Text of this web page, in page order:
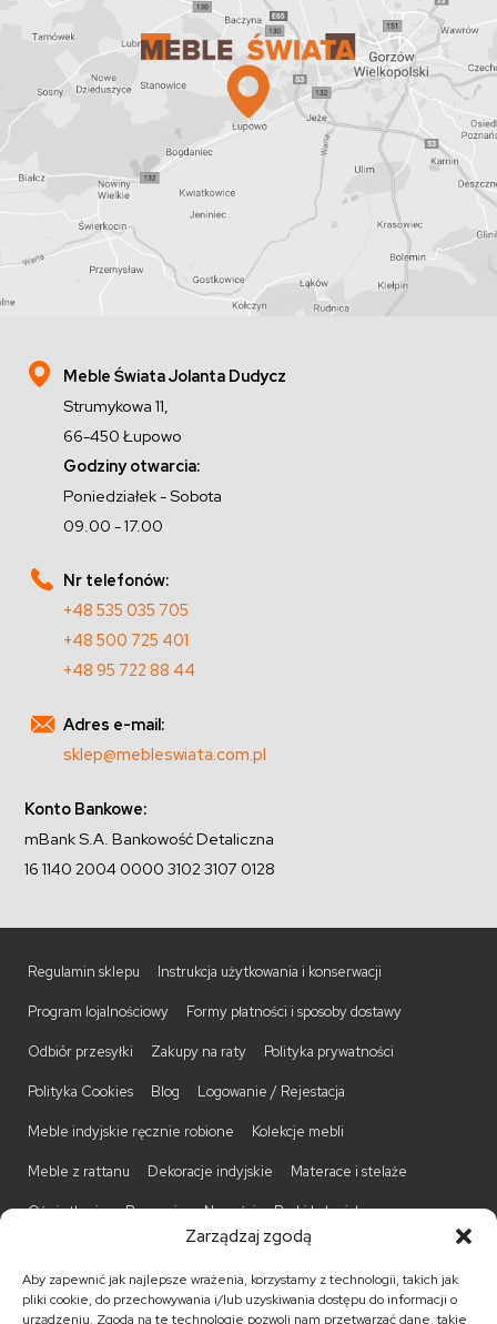
Zarządzaj zgodą
Aby zapewnić jak najlepsze wrażenia, korzystamy z technologii, takich jak
pliki cookie, do przechowywania i/lub uzyskiwania dostępu do informacji o
urządzeniu. Zgoda na te technologie pozwoli nam przetwarzać dane, takie
Meble Świata Jolanta Dudycz
Strumykowa 11,
66-450 Łupowo
Godziny otwarcia:
Poniedziałek - Sobota
09.00 - 17.00
Nr telefonów:
+48 535 035 705
+48 500 725 401
+48 95 722 88 44
Adres e-mail:
sklep@mebleswiata.com.pl
Konto Bankowe:
mBank S.A. Bankowość Detaliczna
16 1140 2004 0000 3102 3107 0128
Regulamin sklepu Instrukcja użytkowania i konserwacji
Program lojalnościowy Formy płatności i sposoby dostawy
Odbiór przesyłki Zakupy na raty Polityka prywatności
Polityka Cookies Blog Logowanie / Rejestacja
Meble indyjskie ręcznie robione Kolekcje mebli
Meble z rattanu Dekoracje indyjskie Materace i stelaże
Oświetlenie Promocje Nowości Barki kolonialne
Komody kolonialne Krzesła kolonialne
Kufry indyjskie Ławki kolonialne Łóżka kolonialne